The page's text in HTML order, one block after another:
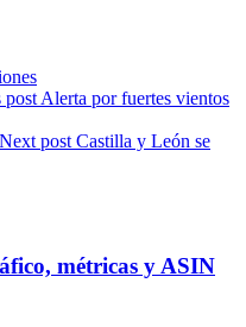
postAlerta por fuertes vientos
Next post Castilla y León se
métricas y ASIN